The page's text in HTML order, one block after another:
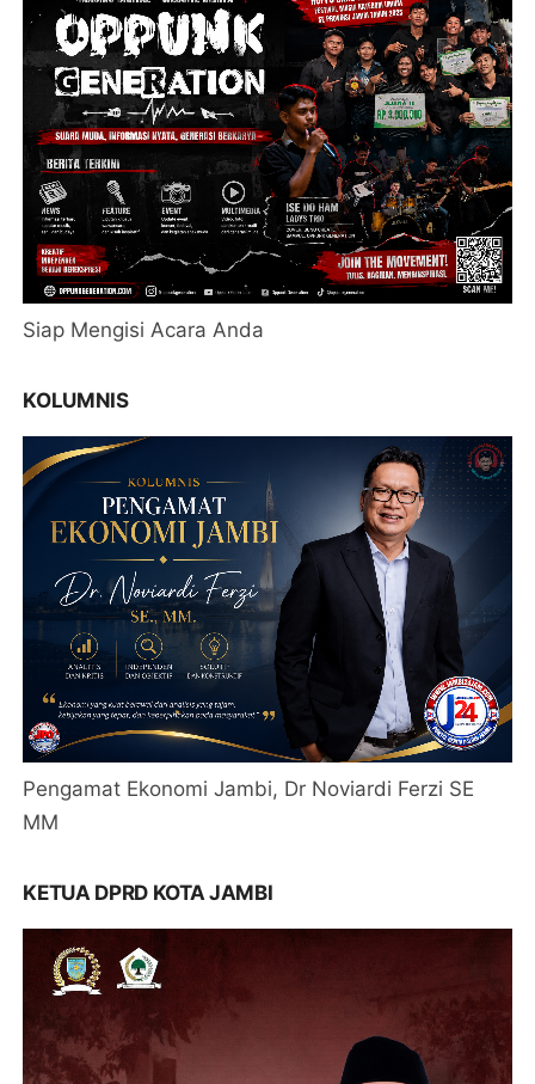
Siap Mengisi Acara Anda
KOLUMNIS
Pengamat Ekonomi Jambi, Dr Noviardi Ferzi SE
MM
KETUA DPRD KOTA JAMBI